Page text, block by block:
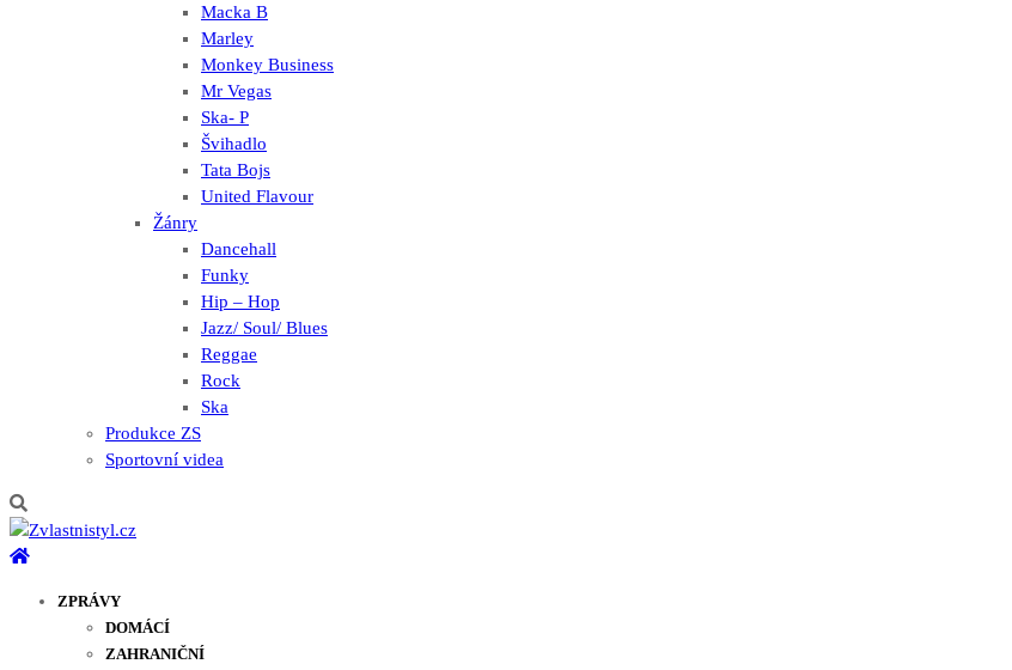
Macka B
Marley
Monkey Business
Mr Vegas
Ska- P
Švihadlo
Tata Bojs
United Flavour
Žánry
Dancehall
Funky
Hip – Hop
Jazz/ Soul/ Blues
Reggae
Rock
Ska
Produkce ZS
Sportovní videa
ZPRÁVY
DOMÁCÍ
ZAHRANIČNÍ